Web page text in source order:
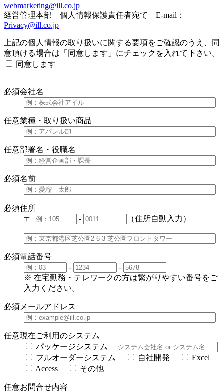
webmarketing@ill.co.jp
経営管理本部 個人情報保護責任者宛て E-mail：
Privacy@ill.co.jp
上記の個人情報の取り扱いに関する要項をご確認のうえ、同
意頂ける場合は「同意します」にチェックを入れて下さい。
同意します
必須会社名
任意業種・取り扱い商品
任意部署名・役職名
必須名前
必須住所
〒
- （住所自動入力）
必須電話番号
-
-
※ 在宅勤務・テレワークの方は繋がりやすい番号をご
入力ください。
必須 メールアドレス
任意現在ご利用のシステム
パッケージシステム
フルオーダーシステム
自社開発
Excel
Access
その他
任意お問合せ内容